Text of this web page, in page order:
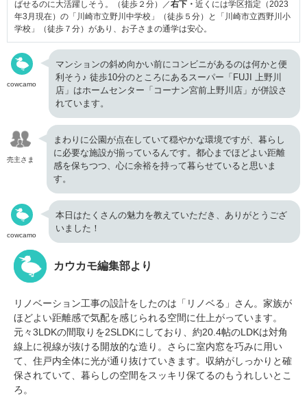
ばせるのに大活躍しそう。（徒歩２分）／右下・ 近くには学区指定（2023
年3月現在）の「川崎市立野川中学校」（徒歩５分）と「川崎市立西野川小
学校」（徒歩７分）があり、お子さまの通学は安心。
cowcamo
マンションの斜め向かい前にコンビニがあるのは何かと便
利そう♪ 徒歩10分のところにあるスーパー「FUJI 上野川
店」はホームセンター「コーナン宮前上野川店」が併設さ
れています。
売主さま
まわりに公園が点在していて穏やかな環境ですが、暮らし
に必要な施設が揃っているんです。都心までほどよい距離
感を保ちつつ、心に余裕を持って暮らせていると思いま
す。
cowcamo
本日はたくさんの魅力を教えていただき、ありがとうござ
いました！
カウカモ編集部より
リノベーション工事の設計をしたのは「リノベる」さん。家族が
ほどよい距離感で気配を感じられる空間に仕上がっています。
元々3LDKの間取りを2SLDKにしており、約20.4帖のLDKは対角
線上に視線が抜ける開放的な造り。さらに室内窓を巧みに用い
て、住戸内全体に光が通り抜けていきます。収納がしっかりと確
保されていて、暮らしの空間をスッキリ保てるのもうれしいとこ
ろ。